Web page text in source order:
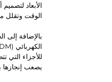
الأبعاد
الوقت وتقلل
للأجزاء التي
يصعب إنجازها